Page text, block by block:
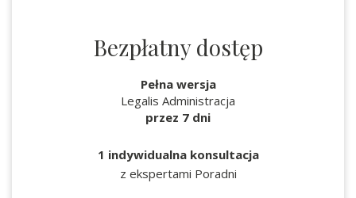
Bezpłatny dostęp
Pełna wersja
Legalis Administracja
przez 7 dni
1 indywidualna konsultacja
z ekspertami Poradni